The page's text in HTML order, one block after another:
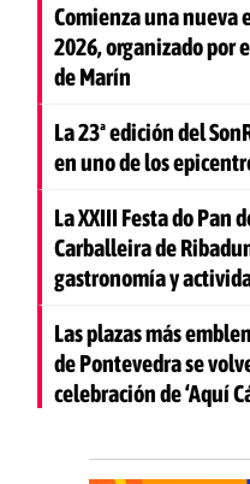
Comienza una nueva
2026, organizado por
de Marín
La 23ª edición del
en uno de los
La XXIII Festa do Pan
Carballeira de
gastronomía y
Las plazas más
de Pontevedra se
celebración de ‘Aquí